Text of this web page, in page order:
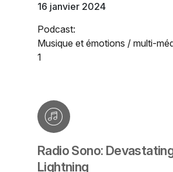
16 janvier 2024
Podcast:
Musique et émotions / multi-
1
Radio Sono:
Lightning